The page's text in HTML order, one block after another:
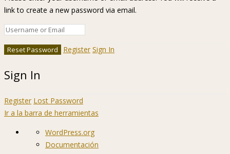
link to create a new password via email.
Register Sign In
Sign In
Register Lost Password
Ir a la barra de herramientas
AcercaWordPress.org
Documentación